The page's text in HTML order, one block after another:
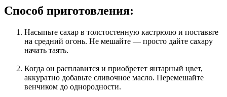
Способ приготовления:
Насыпьте сахар в толстостенную кастрюлю и поставьте
на средний огонь. Не мешайте — просто дайте сахару
начать таять.
Когда он расплавится и приобретет янтарный цвет,
аккуратно добавьте сливочное масло. Перемешайте
венчиком до однородности.